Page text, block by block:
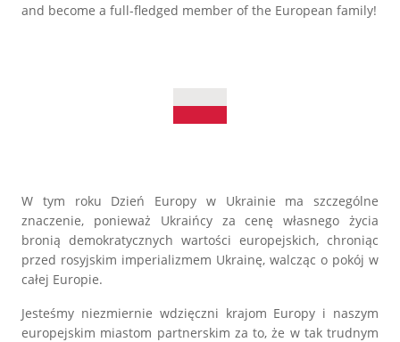
and become a full-fledged member of the European family!
W tym roku Dzień Europy w Ukrainie ma szczególne
znaczenie, ponieważ Ukraińcy za cenę własnego życia
bronią demokratycznych wartości europejskich, chroniąс
przed rosyjskim imperializmem Ukrainę, walcząc o pokój w
całej Europie.
Jesteśmy niezmiernie wdzięczni krajom Europy i naszym
europejskim miastom partnerskim za to, że w tak trudnym